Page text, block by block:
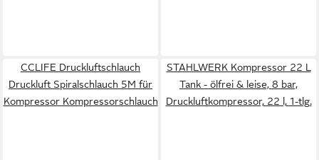
CCLIFE Druckluftschlauch
Druckluft Spiralschlauch 5M für
Kompressor Kompressorschlauch
STAHLWERK Kompressor 22 L
Tank - ölfrei & leise, 8 bar,
Druckluftkompressor, 22 l, 1-tlg.